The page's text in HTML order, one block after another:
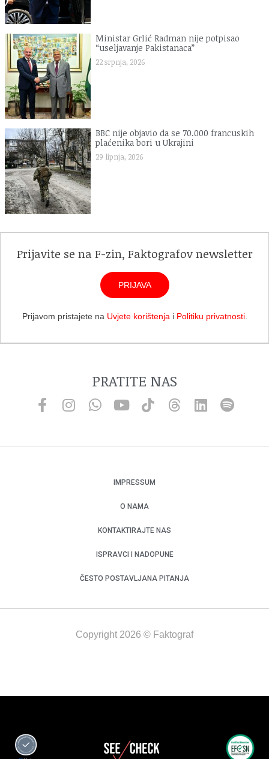
Ministar Grlić Radman nije potpisao
“useljavanje Pakistanaca”
22 srpnja, 2026
BBC nije objavio da se 70.000 francuskih
plaćenika bori u Ukrajini
29 lipnja, 2026
Prijavite se na F-zin, Faktografov newsletter
PRIJAVA
Prijavom pristajete na Uvjete korištenja i Politiku privatnosti.
PRATITE NAS
IMPRESSUM
O NAMA
KONTAKTIRAJTE NAS
ISPRAVCI I NADOPUNE
ČESTO POSTAVLJANA PITANJA
Copyright 2026 © Faktograf